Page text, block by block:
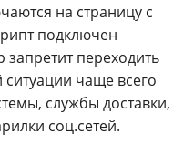
на страницу с
подключен
переходить
ситуации чаще всего
службы доставки,
соц.сетей.